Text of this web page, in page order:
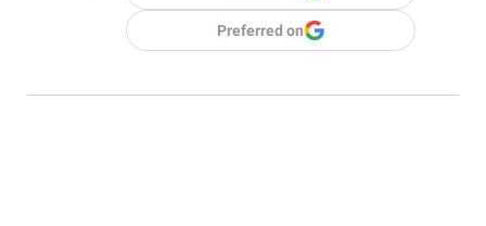
Preferred on